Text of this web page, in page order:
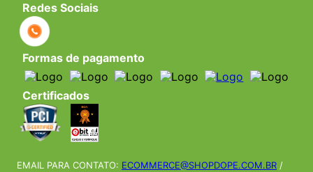
Redes Sociais
Formas de pagamento
Certificados
EMAIL PARA CONTATO: ECOMMERCE@SHOPDOPE.COM.BR /